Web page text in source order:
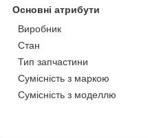
Основні атрибути
Виробник
Стан
Тип запчастини
Сумісність з маркою
Сумісність з моделлю